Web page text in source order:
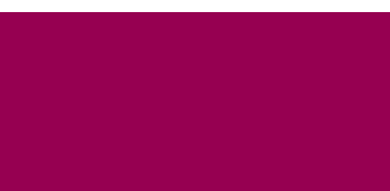
la soberanía de los datos y facilitando